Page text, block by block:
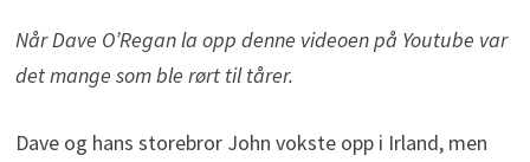
Når Dave O’Regan la opp denne videoen på Youtube var
det mange som ble rørt til tårer.
Dave og hans storebror John vokste opp i Irland, men